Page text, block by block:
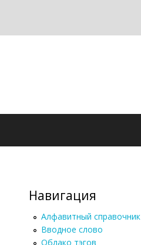
Навигация
Алфавитный справочник
Вводное слово
Облако тэгов